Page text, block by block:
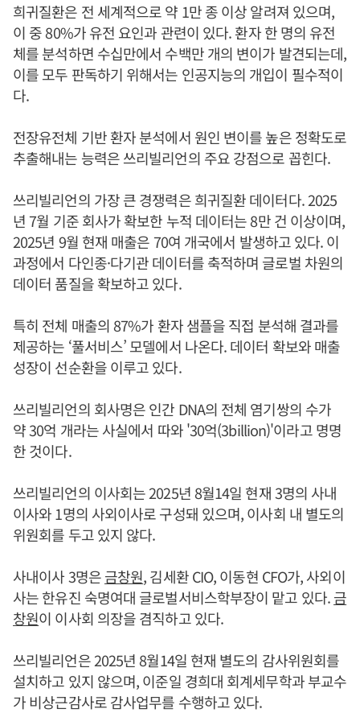
희귀질환은 전 세계적으로 약 1만 종 이상 알려져 있으며,
이 중 80%가 유전 요인과 관련이 있다. 환자 한 명의 유전
체를 분석하면 수십만에서 수백만 개의 변이가 발견되는데,
이를 모두 판독하기 위해서는 인공지능의 개입이 필수적이
다.
전장유전체 기반 환자 분석에서 원인 변이를 높은 정확도로
추출해내는 능력은 쓰리빌리언의 주요 강점으로 꼽힌다.
쓰리빌리언의 가장 큰 경쟁력은 희귀질환 데이터다. 2025
년 7월 기준 회사가 확보한 누적 데이터는 8만 건 이상이며,
2025년 9월 현재 매출은 70여 개국에서 발생하고 있다. 이
과정에서 다인종·다기관 데이터를 축적하며 글로벌 차원의
데이터 품질을 확보하고 있다.
특히 전체 매출의 87%가 환자 샘플을 직접 분석해 결과를
제공하는 ‘풀서비스’ 모델에서 나온다. 데이터 확보와 매출
성장이 선순환을 이루고 있다.
쓰리빌리언의 회사명은 인간 DNA의 전체 염기쌍의 수가
약 30억 개라는 사실에서 따와 '30억(3billion)'이라고 명명
한 것이다.
쓰리빌리언의 이사회는 2025년 8월14일 현재 3명의 사내
이사와 1명의 사외이사로 구성돼 있으며, 이사회 내 별도의
위원회를 두고 있지 않다.
사내이사 3명은금창원, 김세환 CIO, 이동현 CFO가, 사외이
사는 한유진 숙명여대 글로벌서비스학부장이 맡고 있다.금
창원이 이사회 의장을 겸직하고 있다.
쓰리빌리언은 2025년 8월14일 현재 별도의 감사위원회를
설치하고 있지 않으며, 이준일 경희대 회계세무학과 부교수
가 비상근감사로 감사업무를 수행하고 있다.